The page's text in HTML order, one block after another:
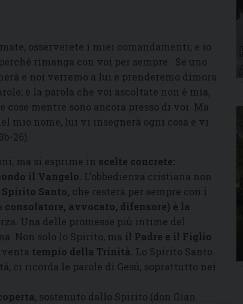
osserverete i miei comandamenti; e io
rimanga con voi per sempre. Se uno
e noi verremo a lui e prenderemo dimora
e la parola che voi ascoltate non è mia,
mentre sono ancora presso di voi. Ma
mio nome, lui vi insegnerà ogni cosa e vi
26).
ma si esprime in scelte concrete:
il Vangelo L’obbedienza cristiana non
Spirito Santo, che resterà per sempre con i
consolatore, avvocato, difensore) è la
Una delle promesse più intime del
Non solo lo Spirito, ma il Padre e il Figlio
tempio della Trinità Lo Spirito Santo
ci ricorda le parole di Gesù, soprattutto nei
, sostenuto dallo Spirito (don Gian